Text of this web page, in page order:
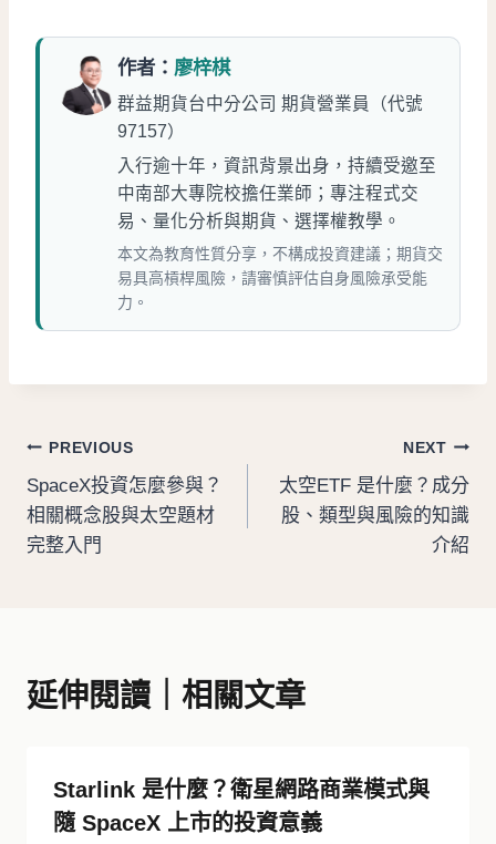
作者： 廖梓棋
群益期貨台中分公司 期貨營業員（代號
97157）
入行逾十年，資訊背景出身，持續受邀至
中南部大專院校擔任業師；專注程式交
易、量化分析與期貨、選擇權教學。
本文為教育性質分享，不構成投資建議；期貨交
易具高槓桿風險，請審慎評估自身風險承受能
力。
文
章
導
PREVIOUS
SpaceX投資怎麼參與？
相關概念股與太空題材
完整入門
NEXT
太空ETF 是什麼？成分
股、類型與風險的知識
介紹
延伸閱讀｜相關文章
Starlink 是什麼？衛星網路商業模式與
隨 SpaceX 上市的投資意義